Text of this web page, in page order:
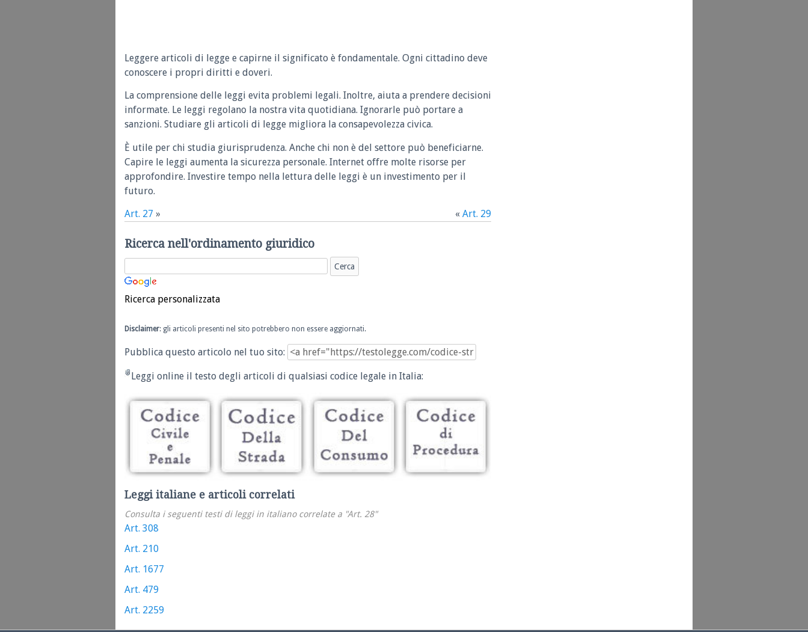
Leggere articoli di legge e capirne il significato è fondamentale. Ogni cittadino deve
conoscere i propri diritti e doveri.
La comprensione delle leggi evita problemi legali. Inoltre, aiuta a prendere decisioni
informate. Le leggi regolano la nostra vita quotidiana. Ignorarle può portare a
sanzioni. Studiare gli articoli di legge migliora la consapevolezza civica.
È utile per chi studia giurisprudenza. Anche chi non è del settore può beneficiarne.
Capire le leggi aumenta la sicurezza personale. Internet offre molte risorse per
approfondire. Investire tempo nella lettura delle leggi è un investimento per il
futuro.
Art. 27 » « Art. 29
Ricerca nell'ordinamento giuridico
Ricerca personalizzata
Disclaimer: gli articoli presenti nel sito potrebbero non essere aggiornati.
Pubblica questo articolo nel tuo sito:
Leggi online il testo degli articoli di qualsiasi codice legale in Italia:
Leggi italiane e articoli correlati
Consulta i seguenti testi di leggi in italiano correlate a "Art. 28"
Art. 308
Art. 210
Art. 1677
Art. 479
Art. 2259